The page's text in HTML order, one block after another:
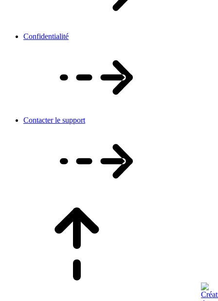
Confidentialité
Contacter le support